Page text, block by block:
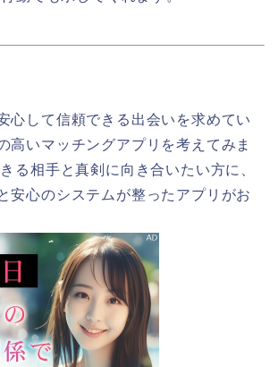
心して信頼できる出会いを求めてい
高いマッチングアプリを考えてみま
る相手と真剣に向き合いたい方に、
安心のシステムが整ったアプリがお